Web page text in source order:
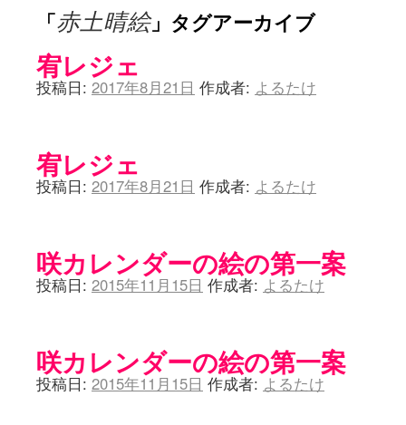
「赤土晴絵」タグアーカイブ
宥レジェ
投稿日: 2017年8月21日 作成者: よるたけ
宥レジェ
投稿日: 2017年8月21日 作成者: よるたけ
咲カレンダーの絵の第一案
投稿日: 2015年11月15日 作成者: よるたけ
咲カレンダーの絵の第一案
投稿日: 2015年11月15日 作成者: よるたけ